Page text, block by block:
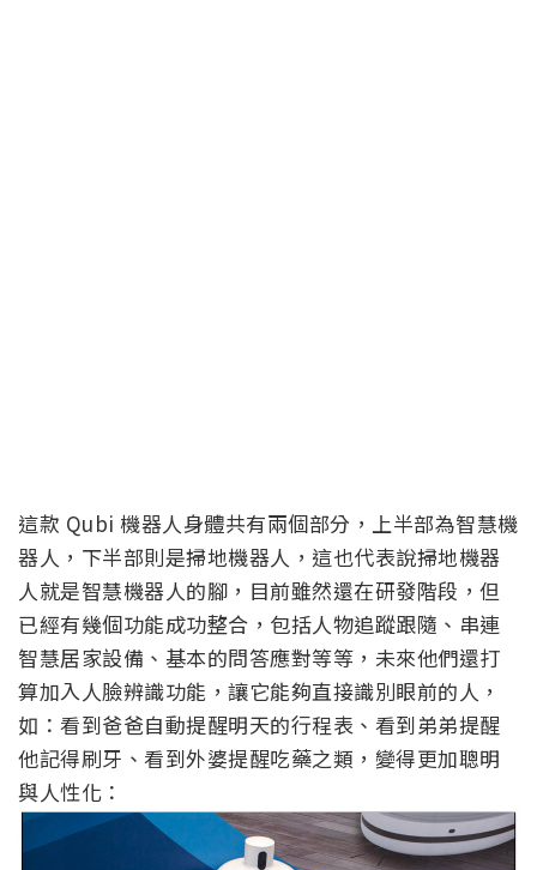
這款 Qubi 機器人身體共有兩個部分，上半部為智慧機
器人，下半部則是掃地機器人，這也代表說掃地機器
人就是智慧機器人的腳，目前雖然還在研發階段，但
已經有幾個功能成功整合，包括人物追蹤跟隨、串連
智慧居家設備、基本的問答應對等等，未來他們還打
算加入人臉辨識功能，讓它能夠直接識別眼前的人，
如：看到爸爸自動提醒明天的行程表、看到弟弟提醒
他記得刷牙、看到外婆提醒吃藥之類，變得更加聰明
與人性化：